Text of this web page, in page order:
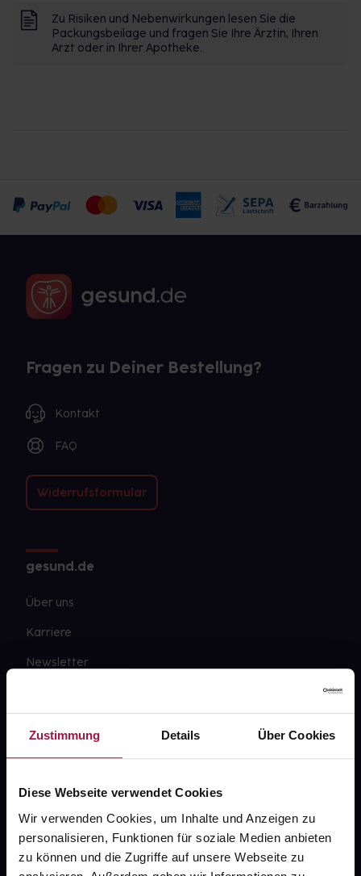
Zustimmung Details Über Cookies
Diese Webseite verwendet Cookies
Wir verwenden Cookies, um Inhalte und Anzeigen zu
personalisieren, Funktionen für soziale Medien anbieten
zu können und die Zugriffe auf unsere Webseite zu
Zu Risiken und Nebenwirkungen lesen Sie die
Packungsbeilage und fragen Sie Ihre Ärztin, Ihren
Arzt oder in Ihrer Apotheke.
Fragen zu Deiner Bestellung?
Kontakt
FAQ
Widerrufsformular
gesund.de
Über uns
Karriere
Newsletter
Datenschutz
AGB
Impressum